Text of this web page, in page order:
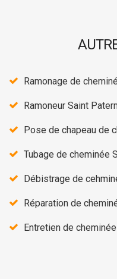
Ramonage de
Ramoneur Saint
Pose de chapeau de
Tubage de cheminée
Débistrage de
Réparation de
Entretien de